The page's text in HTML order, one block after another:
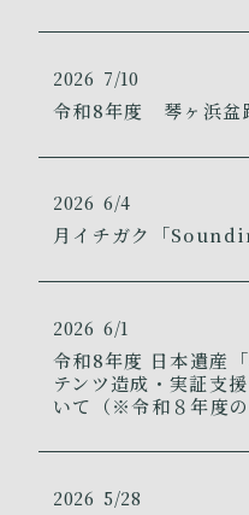
2026 7/10
令和8年度 琴ヶ浜盆
2026 6/4
月イチガク「
2026 6/1
令和8年度 日本遺産
テンツ造成・実証支
いて（※令和８年度の
2026 5/28